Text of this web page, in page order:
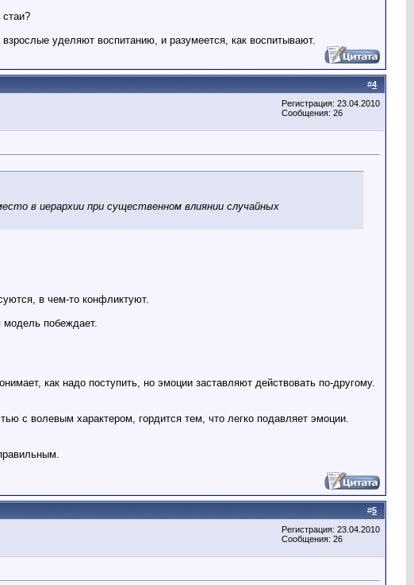
уделяют воспитанию, и разумеется, как воспитывают.
#4
Регистрация: 23.04.2010
Сообщения: 26
в иерархии при существенном влиянии случайных
в чем-то конфликтуют.
модель побеждает.
как надо поступить, но эмоции заставляют действовать по-другому.
с волевым характером, гордится тем, что легко подавляет эмоции.
#5
Регистрация: 23.04.2010
Сообщения: 26